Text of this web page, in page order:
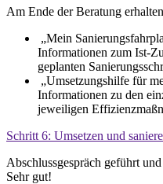
Am Ende der Beratung
„Mein
Informationen zum Ist-
geplanten
„Umsetzungshilfe für
Informationen zu den
jeweiligen
Schritt 6: Umsetzen und
Abschlussgespräch geführt
Sehr gut!